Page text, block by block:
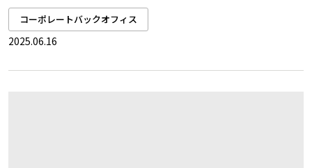
コーポレートバックオフィス
2025.06.16